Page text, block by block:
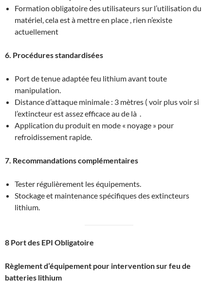
Formation obligatoire des utilisateurs sur l’utilisation du
matériel, cela est à mettre en place , rien n’existe
actuellement
6. Procédures standardisées
Port de tenue adaptée feu lithium avant toute
manipulation.
Distance d’attaque minimale : 3 mètres ( voir plus voir si
l’extincteur est assez efficace au de là .
Application du produit en mode « noyage » pour
refroidissement rapide.
7. Recommandations complémentaires
Tester régulièrement les équipements.
Stockage et maintenance spécifiques des extincteurs
lithium.
8 Port des EPI Obligatoire
Règlement d’équipement pour intervention sur feu de
batteries lithium